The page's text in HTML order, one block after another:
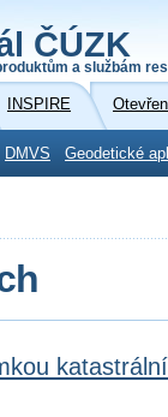
ČÚZK
a službám
INSPIRE
DMVS Geodetické